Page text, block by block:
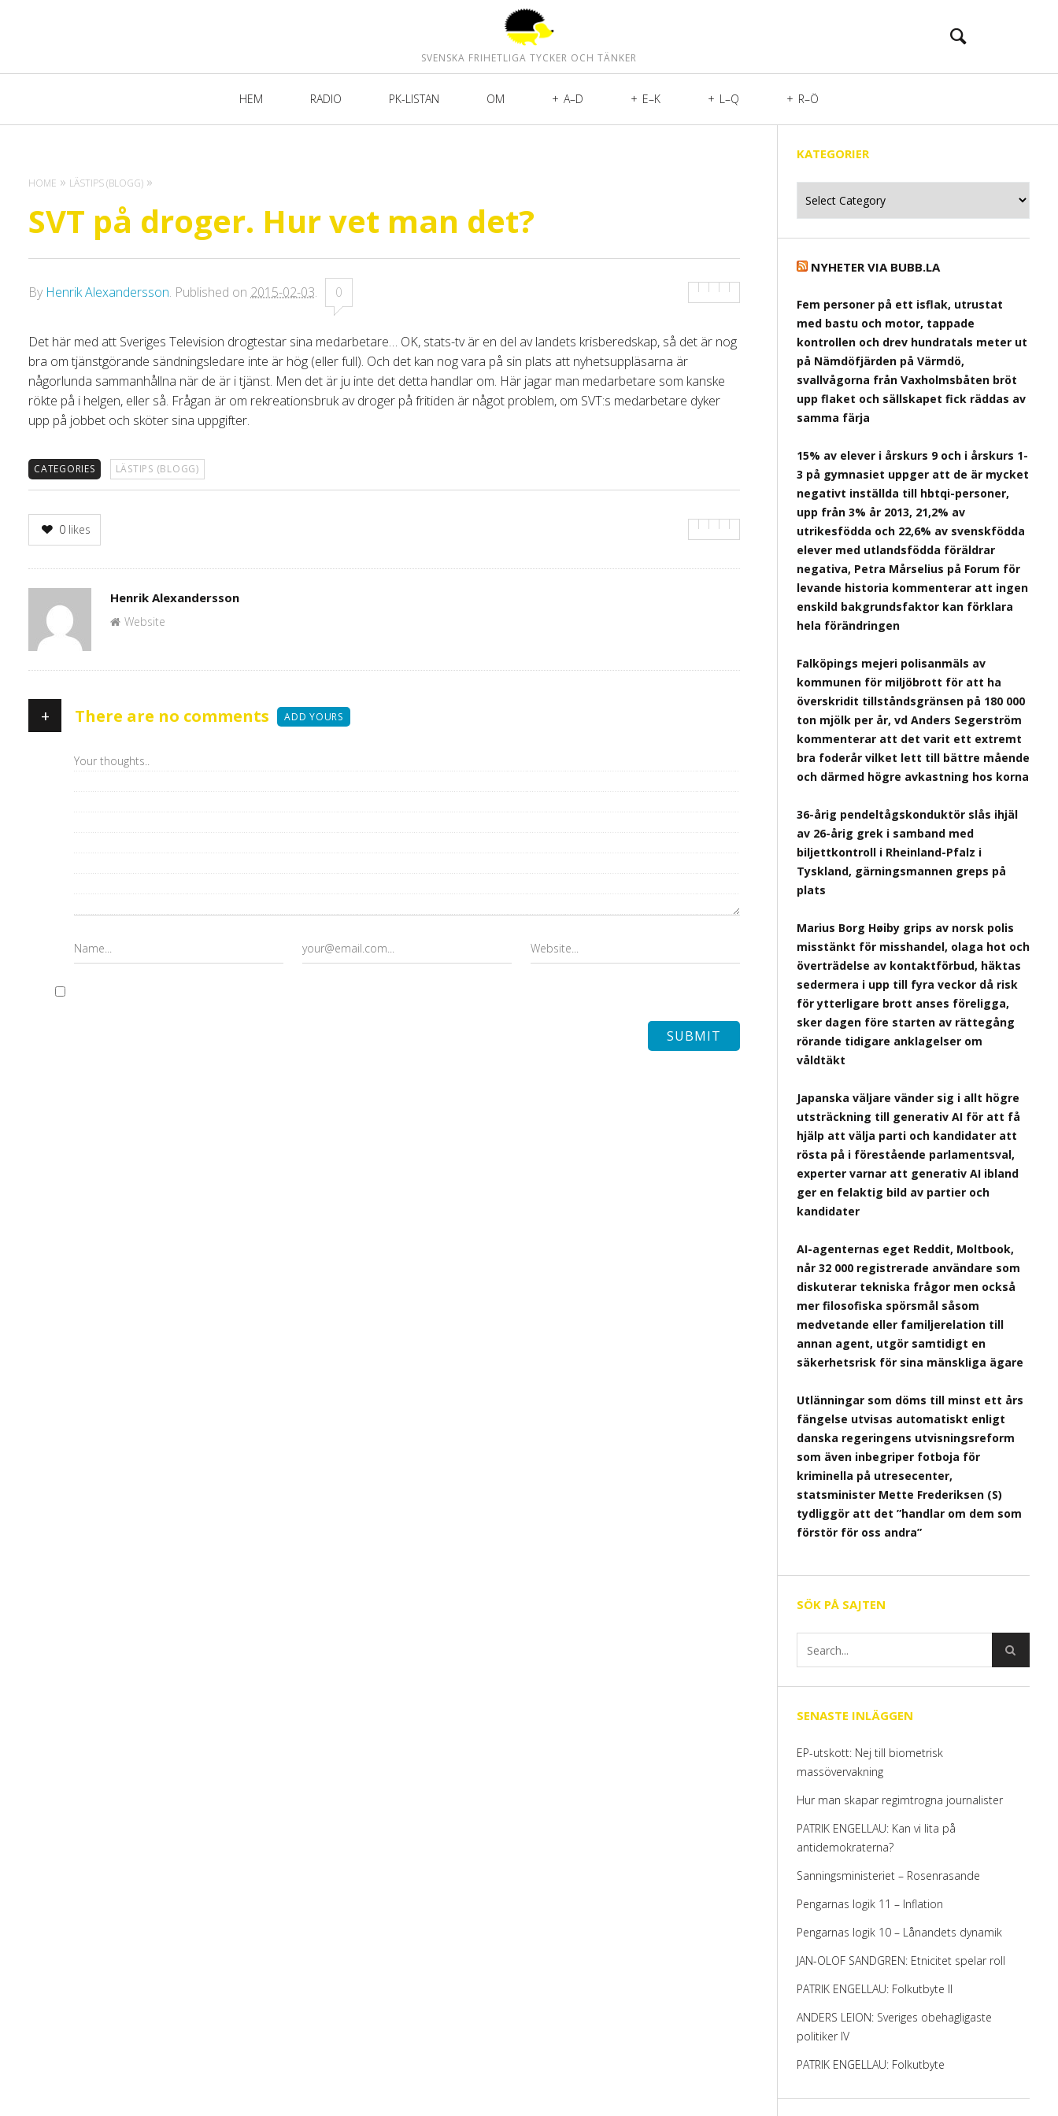
SVENSKA FRIHETLIGA TYCKER OCH TÄNKER
HEM RADIO PK-LISTAN OM A–D E–K L–Q R–Ö
HOME LÄSTIPS (BLOGG)
SVT på droger. Hur vet man det?
By Henrik Alexandersson. Published on 2015-02-03. 0
Det här med att Sveriges Television drogtestar sina medarbetare… OK, stats-tv är en del av landets krisberedskap, så det är nog
bra om tjänstgörande sändningsledare inte är hög (eller full). Och det kan nog vara på sin plats att nyhetsuppläsarna är
någorlunda sammanhållna när de är i tjänst. Men det är ju inte det detta handlar om. Här jagar man medarbetare som kanske
rökte på i helgen, eller så. Frågan är om rekreationsbruk av droger på fritiden är något problem, om SVT:s medarbetare dyker
upp på jobbet och sköter sina uppgifter.
CATEGORIES LÄSTIPS (BLOGG)
0 likes
Author
Henrik Alexandersson
Website
+ There are no comments ADD YOURS
KATEGORIER
NYHETER VIA BUBB.LA
Fem personer på ett isflak, utrustat
med bastu och motor, tappade
kontrollen och drev hundratals meter ut
på Nämdöfjärden på Värmdö,
svallvågorna från Vaxholmsbåten bröt
upp flaket och sällskapet fick räddas av
samma färja
15% av elever i årskurs 9 och i årskurs 1-
3 på gymnasiet uppger att de är mycket
negativt inställda till hbtqi-personer,
upp från 3% år 2013, 21,2% av
utrikesfödda och 22,6% av svenskfödda
elever med utlandsfödda föräldrar
negativa, Petra Mårselius på Forum för
levande historia kommenterar att ingen
enskild bakgrundsfaktor kan förklara
hela förändringen
Falköpings mejeri polisanmäls av
kommunen för miljöbrott för att ha
överskridit tillståndsgränsen på 180 000
ton mjölk per år, vd Anders Segerström
kommenterar att det varit ett extremt
bra foderår vilket lett till bättre mående
och därmed högre avkastning hos korna
36-årig pendeltågskonduktör slås ihjäl
av 26-årig grek i samband med
biljettkontroll i Rheinland-Pfalz i
Tyskland, gärningsmannen greps på
plats
Marius Borg Høiby grips av norsk polis
misstänkt för misshandel, olaga hot och
överträdelse av kontaktförbud, häktas
sedermera i upp till fyra veckor då risk
för ytterligare brott anses föreligga,
sker dagen före starten av rättegång
rörande tidigare anklagelser om
våldtäkt
Japanska väljare vänder sig i allt högre
utsträckning till generativ AI för att få
hjälp att välja parti och kandidater att
rösta på i förestående parlamentsval,
experter varnar att generativ AI ibland
ger en felaktig bild av partier och
kandidater
AI-agenternas eget Reddit, Moltbook,
når 32 000 registrerade användare som
diskuterar tekniska frågor men också
mer filosofiska spörsmål såsom
medvetande eller familjerelation till
annan agent, utgör samtidigt en
säkerhetsrisk för sina mänskliga ägare
Utlänningar som döms till minst ett års
fängelse utvisas automatiskt enligt
danska regeringens utvisningsreform
som även inbegriper fotboja för
kriminella på utresecenter,
statsminister Mette Frederiksen (S)
tydliggör att det ”handlar om dem som
förstör för oss andra”
SÖK PÅ SAJTEN
SENASTE INLÄGGEN
EP-utskott: Nej till biometrisk
massövervakning
Hur man skapar regimtrogna journalister
PATRIK ENGELLAU: Kan vi lita på
antidemokraterna?
Sanningsministeriet – Rosenrasande
Pengarnas logik 11 – Inflation
Pengarnas logik 10 – Lånandets dynamik
JAN-OLOF SANDGREN: Etnicitet spelar roll
PATRIK ENGELLAU: Folkutbyte II
ANDERS LEION: Sveriges obehagligaste
politiker IV
PATRIK ENGELLAU: Folkutbyte